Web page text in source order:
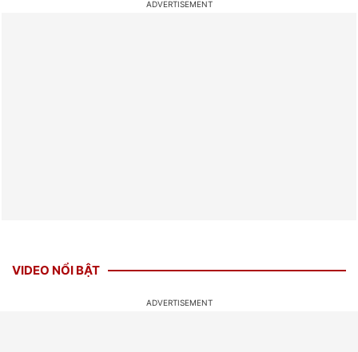
VIDEO NỔI BẬT